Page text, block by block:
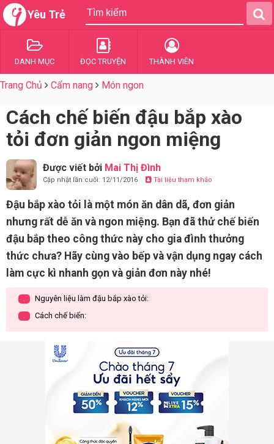
Yêu Trẻ
DANH MỤC ĐỌC TRUYỆN THÀNH VIÊN
Trang Chủ Cẩm nang Món ngon
Cách chế biến đậu bắp xào
tỏi đơn giản ngon miệng
Được viết bởi Mai Thị Đình
Cập nhật lần cuối: 12/11/2016 Tài liệu tham khảo
Đậu bắp xào tỏi là một món ăn dân dã, đơn giản
nhưng rất dễ ăn và ngon miệng. Bạn đã thử chế biến
đậu bắp theo công thức này cho gia đình thưởng
thức chưa? Hãy cùng vào bếp và vận dụng ngay cách
làm cực kì nhanh gọn và giản đơn này nhé!
. Nguyên liệu làm đậu bắp xào tỏi:
. Cách chế biến: